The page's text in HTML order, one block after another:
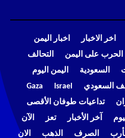
اخر الاخبار
اخبار اليمن
الحرب على اليمن
التحالف
السعودية
اليمن اليوم
السعودي Israel
Gaza
تداعيات طوفان الأقصى
آخر الأخبار تعز
الآن
الصرف الذهب الان